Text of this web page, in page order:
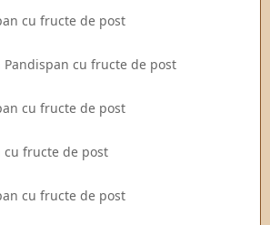
cu fructe de post
Pandispan cu fructe de post
cu fructe de post
cu fructe de post
cu fructe de post